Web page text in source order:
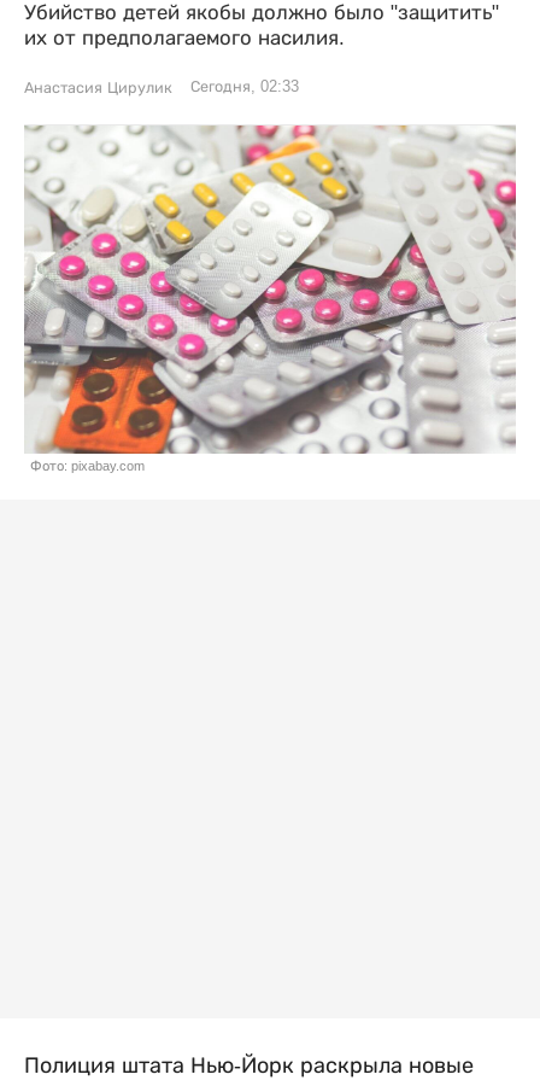
Убийство детей якобы должно было "защитить"
их от предполагаемого насилия.
Анастасия Цирулик Сегодня, 02:33
Фото: pixabay.com
Полиция штата Нью-Йорк раскрыла новые